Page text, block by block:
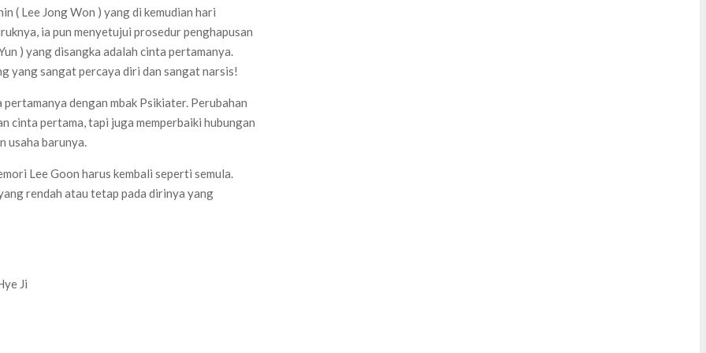
( Lee Jong Won ) yang di kemudian hari
ia pun menyetujui prosedur penghapusan
) yang disangka adalah cinta pertamanya.
yang sangat percaya diri dan sangat narsis!
dengan mbak Psikiater. Perubahan
cinta pertama, tapi juga memperbaiki hubungan
usaha barunya.
Lee Goon harus kembali seperti semula.
rendah atau tetap pada dirinya yang
Ji